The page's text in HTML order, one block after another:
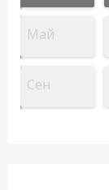
Май
Сен